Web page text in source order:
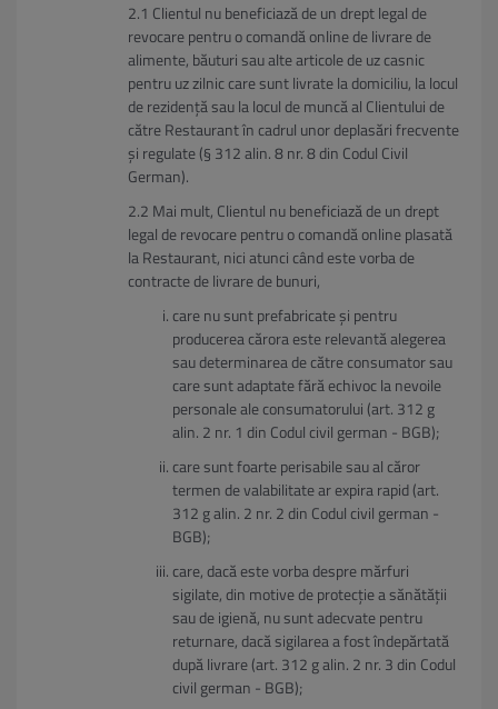
Clientul nu beneficiază de un drept legal de
revocare pentru o comandă online de livrare de
alimente, băuturi sau alte articole de uz casnic
pentru uz zilnic care sunt livrate la domiciliu, la locul
de rezidență sau la locul de muncă al Clientului de
către Restaurant în cadrul unor deplasări frecvente
și regulate (§ 312 alin. 8 nr. 8 din Codul Civil
German).
Mai mult, Clientul nu beneficiază de un drept
legal de revocare pentru o comandă online plasată
la Restaurant, nici atunci când este vorba de
contracte de livrare de bunuri,
care nu sunt prefabricate și pentru
producerea cărora este relevantă alegerea
sau determinarea de către consumator sau
care sunt adaptate fără echivoc la nevoile
personale ale consumatorului (art. 312 g
alin. 2 nr. 1 din Codul civil german - BGB);
care sunt foarte perisabile sau al căror
termen de valabilitate ar expira rapid (art.
312 g alin. 2 nr. 2 din Codul civil german -
BGB);
care, dacă este vorba despre mărfuri
sigilate, din motive de protecție a sănătății
sau de igienă, nu sunt adecvate pentru
returnare, dacă sigilarea a fost îndepărtată
după livrare (art. 312 g alin. 2 nr. 3 din Codul
civil german - BGB);